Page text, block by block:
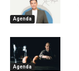
Agenda
Agenda